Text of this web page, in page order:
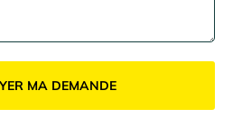
MA DEMANDE